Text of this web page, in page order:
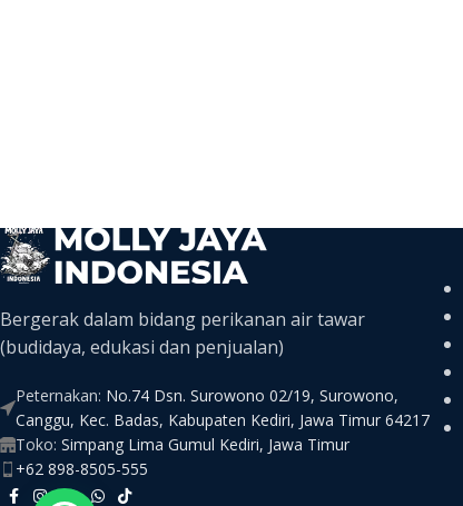
Bergerak dalam bidang perikanan air tawar
(budidaya, edukasi dan penjualan)
Peternakan: No.74 Dsn. Surowono 02/19, Surowono,
Canggu, Kec. Badas, Kabupaten Kediri, Jawa Timur 64217
Toko: Simpang Lima Gumul Kediri, Jawa Timur
+62 898-8505-555